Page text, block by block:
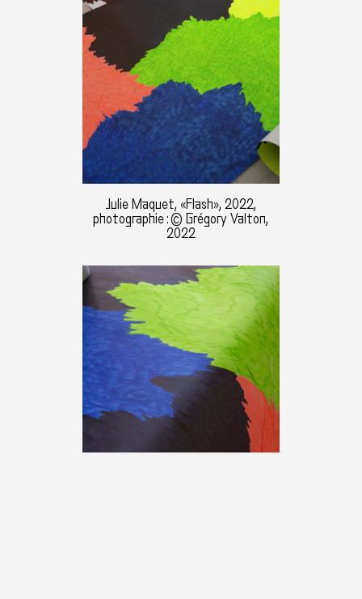
Julie Maquet, «Flash», 2022,
photographie : © Grégory Valton,
2022